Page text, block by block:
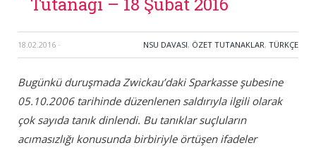
18.02.2016 · NSU DAVASI, ÖZET TUTANAKLAR, TÜRKÇE
Bugünkü duruşmada Zwickau’daki Sparkasse şubesine
05.10.2006 tarihinde düzenlenen saldırıyla ilgili olarak
çok sayıda tanık dinlendi. Bu tanıklar suçluların
acımasızlığı konusunda birbiriyle örtüşen ifadeler